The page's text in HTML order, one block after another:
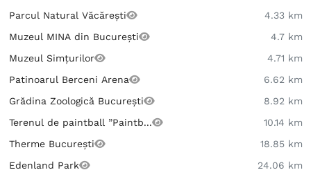
Parcul Natural Văcărești
4.33 km
Muzeul MINA din București
4.7 km
Muzeul Simțurilor
4.71 km
Patinoarul Berceni Arena
6.62 km
Grădina Zoologică București
8.92 km
Terenul de paintball ”Paintb...
10.14 km
Therme București
18.85 km
Edenland Park
24.06 km